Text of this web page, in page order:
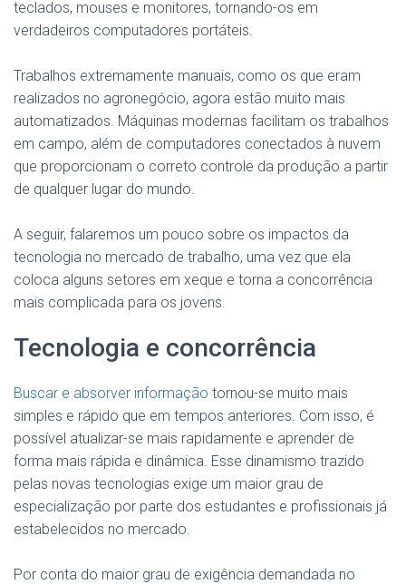
teclados, mouses e monitores, tornando-os em
verdadeiros computadores portáteis.
Trabalhos extremamente manuais, como os que eram
realizados no agronegócio, agora estão muito mais
automatizados. Máquinas modernas facilitam os trabalhos
em campo, além de computadores conectados à nuvem
que proporcionam o correto controle da produção a partir
de qualquer lugar do mundo.
A seguir, falaremos um pouco sobre os impactos da
tecnologia no mercado de trabalho, uma vez que ela
coloca alguns setores em xeque e torna a concorrência
mais complicada para os jovens.
Tecnologia e concorrência
Buscar e absorver informação tornou-se muito mais
simples e rápido que em tempos anteriores. Com isso, é
possível atualizar-se mais rapidamente e aprender de
forma mais rápida e dinâmica. Esse dinamismo trazido
pelas novas tecnologias exige um maior grau de
especialização por parte dos estudantes e profissionais já
estabelecidos no mercado.
Por conta do maior grau de exigência demandada no